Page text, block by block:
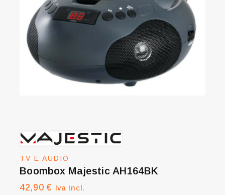
TV E AUDIO
Boombox Majestic AH164BK
42,90€ Iva Incl.